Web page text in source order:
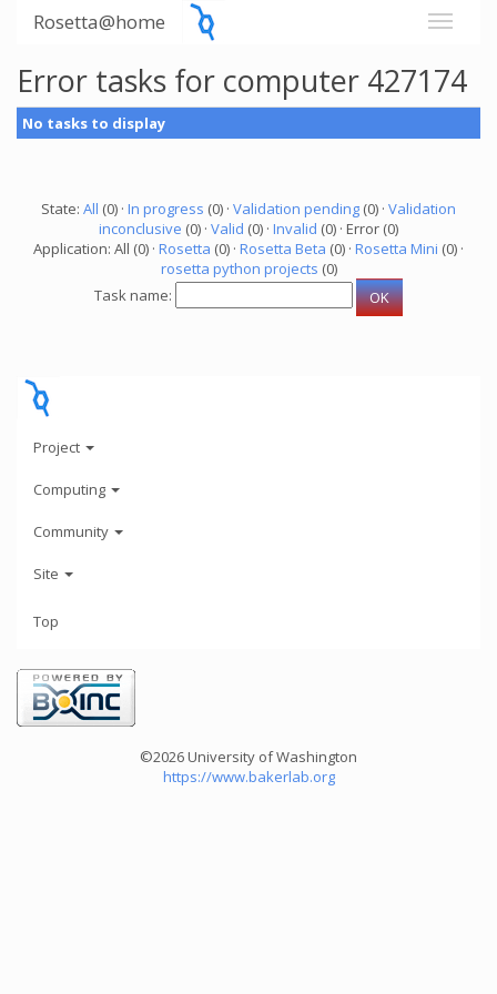
Rosetta@home
Error tasks for computer 427174
No tasks to display
State: All (0) · In progress (0) · Validation pending (0) · Validation
inconclusive (0) · Valid (0) · Invalid (0) · Error (0)
Application: All (0) · Rosetta (0) · Rosetta Beta (0) · Rosetta Mini (0) ·
rosetta python projects (0)
Task name:
Project
Computing
Community
Site
Top
©2026 University of Washington
https://www.bakerlab.org